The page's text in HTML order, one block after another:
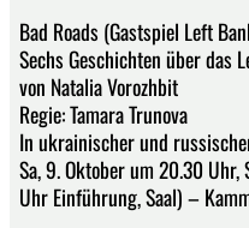
Bad Roads (Gastspiel Left
Sechs Geschichten über das
von Natalia Vorozhbit
Regie: Tamara Trunova
In ukrainischer und
Sa, 9. Oktober um 20.30 Uhr,
Uhr Einführung, Saal) –